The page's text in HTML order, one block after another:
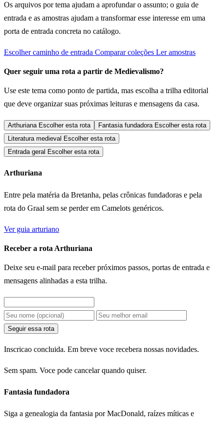
Os arquivos por tema ajudam a aprofundar o assunto; o guia de
entrada e as amostras ajudam a transformar esse interesse em uma
porta de entrada concreta no catálogo.
Escolher caminho de entrada Comparar coleções Ler amostras
Quer seguir uma rota a partir de Medievalismo?
Use este tema como ponto de partida, mas escolha a trilha editorial
que deve organizar suas próximas leituras e mensagens da casa.
Arthuriana Escolher esta rota Fantasia fundadora Escolher esta rota
Literatura medieval Escolher esta rota
Entrada geral Escolher esta rota
Arthuriana
Entre pela matéria da Bretanha, pelas crônicas fundadoras e pela
rota do Graal sem se perder em Camelots genéricos.
Ver guia arturiano
Receber a rota Arthuriana
Deixe seu e-mail para receber próximos passos, portas de entrada e
mensagens alinhadas a esta trilha.
Seguir essa rota
Inscricao concluida. Em breve voce recebera nossas novidades.
Sem spam. Voce pode cancelar quando quiser.
Fantasia fundadora
Siga a genealogia da fantasia por MacDonald, raízes míticas e